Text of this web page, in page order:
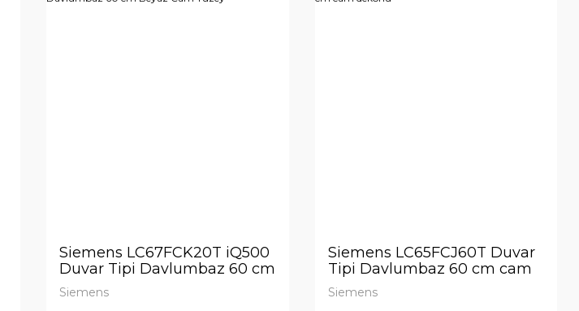
Siemens LC67FCK20T iQ500
Duvar Tipi Davlumbaz 60 cm
Beyaz Cam Yüzey
Siemens
Siemens LC65FCJ60T Duvar
Tipi Davlumbaz 60 cm cam
dekorlu
Siemens